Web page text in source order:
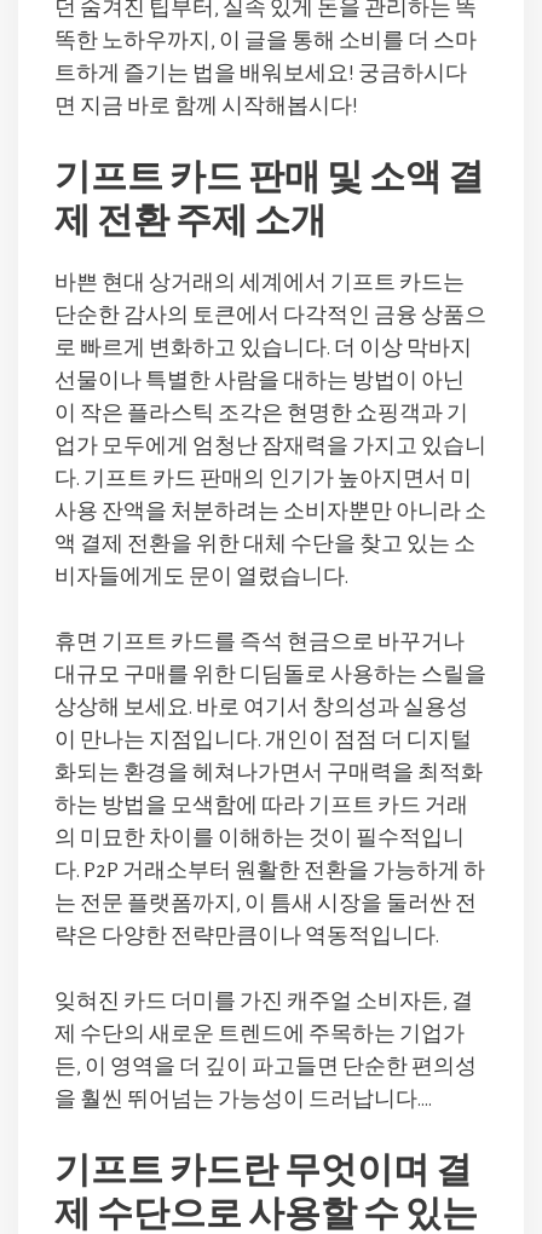
던 숨겨진 팁부터, 실속 있게 돈을 관리하는 똑
똑한 노하우까지, 이 글을 통해 소비를 더 스마
트하게 즐기는 법을 배워보세요! 궁금하시다
면 지금 바로 함께 시작해봅시다!
기프트 카드 판매 및 소액 결
제 전환 주제 소개
바쁜 현대 상거래의 세계에서 기프트 카드는
단순한 감사의 토큰에서 다각적인 금융 상품으
로 빠르게 변화하고 있습니다. 더 이상 막바지
선물이나 특별한 사람을 대하는 방법이 아닌
이 작은 플라스틱 조각은 현명한 쇼핑객과 기
업가 모두에게 엄청난 잠재력을 가지고 있습니
다. 기프트 카드 판매의 인기가 높아지면서 미
사용 잔액을 처분하려는 소비자뿐만 아니라 소
액 결제 전환을 위한 대체 수단을 찾고 있는 소
비자들에게도 문이 열렸습니다.
휴면 기프트 카드를 즉석 현금으로 바꾸거나
대규모 구매를 위한 디딤돌로 사용하는 스릴을
상상해 보세요. 바로 여기서 창의성과 실용성
이 만나는 지점입니다. 개인이 점점 더 디지털
화되는 환경을 헤쳐나가면서 구매력을 최적화
하는 방법을 모색함에 따라 기프트 카드 거래
의 미묘한 차이를 이해하는 것이 필수적입니
다. P2P 거래소부터 원활한 전환을 가능하게 하
는 전문 플랫폼까지, 이 틈새 시장을 둘러싼 전
략은 다양한 전략만큼이나 역동적입니다.
잊혀진 카드 더미를 가진 캐주얼 소비자든, 결
제 수단의 새로운 트렌드에 주목하는 기업가
든, 이 영역을 더 깊이 파고들면 단순한 편의성
을 훨씬 뛰어넘는 가능성이 드러납니다….
기프트 카드란 무엇이며 결
제 수단으로 사용할 수 있는